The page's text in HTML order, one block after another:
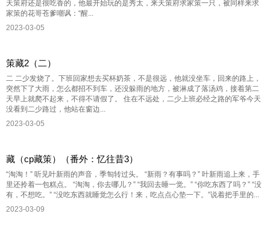
天策府还是很吃香的，他最开始玩的是秀太，来天策府求家策一只，被同样来求
家策的花哥苍爹嘲讽：“醒...
2023-03-05
策藏2（二）
二 二少发烧了。下班回家想去买杯奶茶，不是很远，他就没坐车，回来的路上，
突然下了大雨，怎么都招不到车，还没躲雨的地方，被淋成了落汤鸡，接着第二
天早上就爬不起来，不得不请假了。 住在不远处，二少上班必经之路的军爷今天
没看到二少路过，他站在窗边...
2023-03-05
藏（cp藏策）（番外：忆往昔3）
“淘淘！” 听见叶新雨的声音，季匋转过头。 “新雨？有事吗？” 叶新雨追上来，手
里还拎着一包糕点。 “淘淘，你去哪儿？” “我回去睡一觉。” “你吃东西了吗？” “没
有，不想吃。” “没吃东西就睡觉怎么行！来，吃点点心垫一下。”说着把手里的...
2023-03-09